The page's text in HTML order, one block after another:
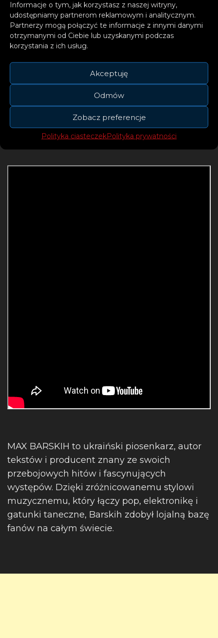
Informacje o tym, jak korzystasz z naszej witryny,
udostępniamy partnerom reklamowym i analitycznym.
Partnerzy mogą połączyć te informacje z innymi danymi
otrzymanymi od Ciebie lub uzyskanymi podczas
korzystania z ich usług.
Akceptuję
Odmów
Zobacz preferencje
Polityka ciasteczekPolityka prywatności
Skytech.
Wraz z rosnącym oczekiwaniem na wydanie
tego elektryzującego remiksu, fani artystów
mogą spodziewać się wysokoenergetycznego
utworu, który z pewnością zdominuje parkiety
MAX BARSKIH to ukraiński piosenkarz, autor
tekstów i producent znany ze swoich
przebojowych hitów i fascynujących
występów. Dzięki zróżnicowanemu stylowi
muzycznemu, który łączy pop, elektronikę i
gatunki taneczne, Barskih zdobył lojalną bazę
fanów na całym świecie.